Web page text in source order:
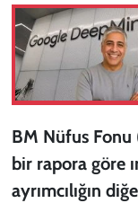
BM Nüfus Fonu
bir rapora göre
ayrımcılığın